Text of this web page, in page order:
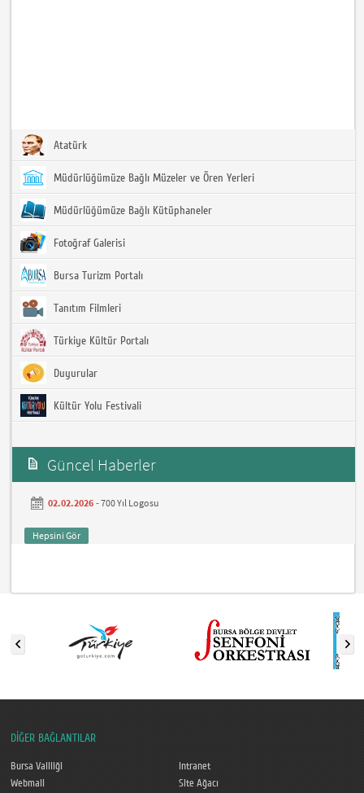
Atatürk
Müdürlüğümüze Bağlı Müzeler ve Ören Yerleri
Müdürlüğümüze Bağlı Kütüphaneler
Fotoğraf Galerisi
Bursa Turizm Portalı
Tanıtım Filmleri
Türkiye Kültür Portalı
Duyurular
Kültür Yolu Festivali
Güncel Haberler
02.02.2026 -700 Yıl Logosu
Hepsini Gör
DİĞER BAĞLANTILAR
Bursa Valiliği
Intranet
Webmail
Site Ağacı